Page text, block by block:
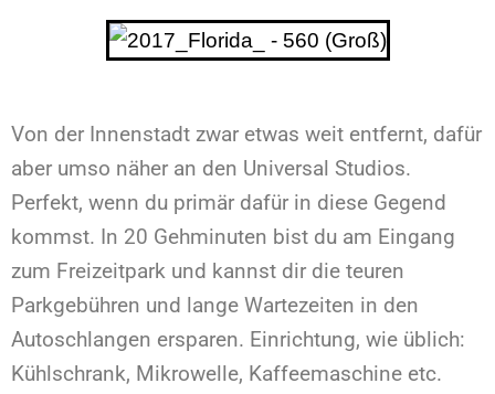
Von der Innenstadt zwar etwas weit entfernt, dafür
aber umso näher an den Universal Studios.
Perfekt, wenn du primär dafür in diese Gegend
kommst. In 20 Gehminuten bist du am Eingang
zum Freizeitpark und kannst dir die teuren
Parkgebühren und lange Wartezeiten in den
Autoschlangen ersparen. Einrichtung, wie üblich:
Kühlschrank, Mikrowelle, Kaffeemaschine etc.